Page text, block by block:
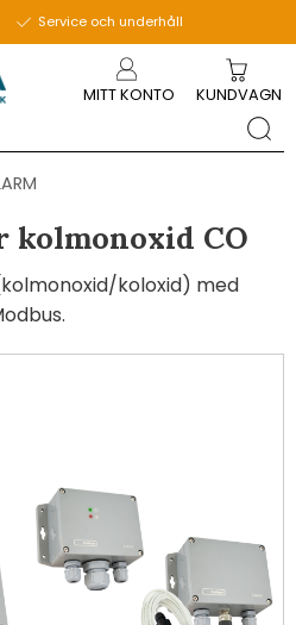
Service och underhåll
MITT KONTO KUNDVAGN
CO
koloxid) med